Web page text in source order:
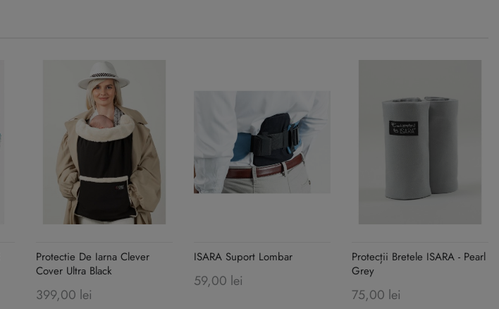
Protectie De Iarna Clever
Cover Ultra Black
399,00 lei
ISARA Suport Lombar
59,00 lei
Protecții Bretele ISARA - Pearl
Grey
75,00 lei